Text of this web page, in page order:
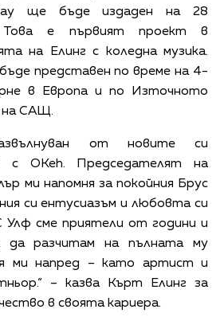
ще бъде издаден на 28
Това е първият проект в
на Елинг с коледна музика.
представен по време на 4-
в Европа и по Източното
на САЩ.
от новите си
с OKeh. Председателят на
ми напомня за покойния Брус
си ентусиазъм и любовта си
сме приятели от години и
да разчитам на пълната му
ми напред – като артист и
– казва Кърт Елинг за
в своята кариера.